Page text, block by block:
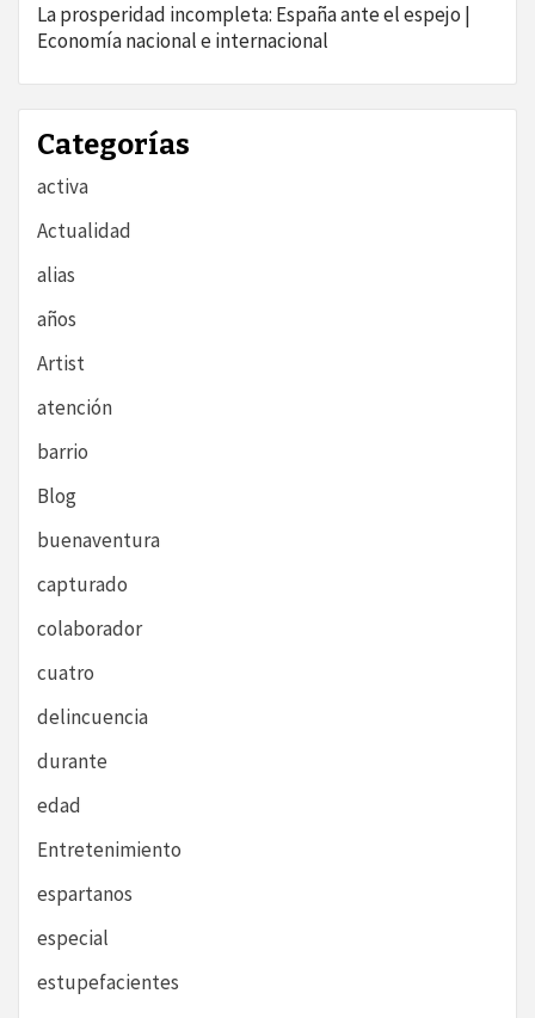
La prosperidad incompleta: España ante el espejo |
Economía nacional e internacional
Categorías
activa
Actualidad
alias
años
Artist
atención
barrio
Blog
buenaventura
capturado
colaborador
cuatro
delincuencia
durante
edad
Entretenimiento
espartanos
especial
estupefacientes